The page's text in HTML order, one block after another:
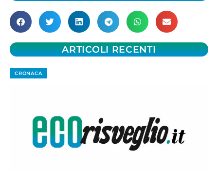
ARTICOLI RECENTI
CRONACA